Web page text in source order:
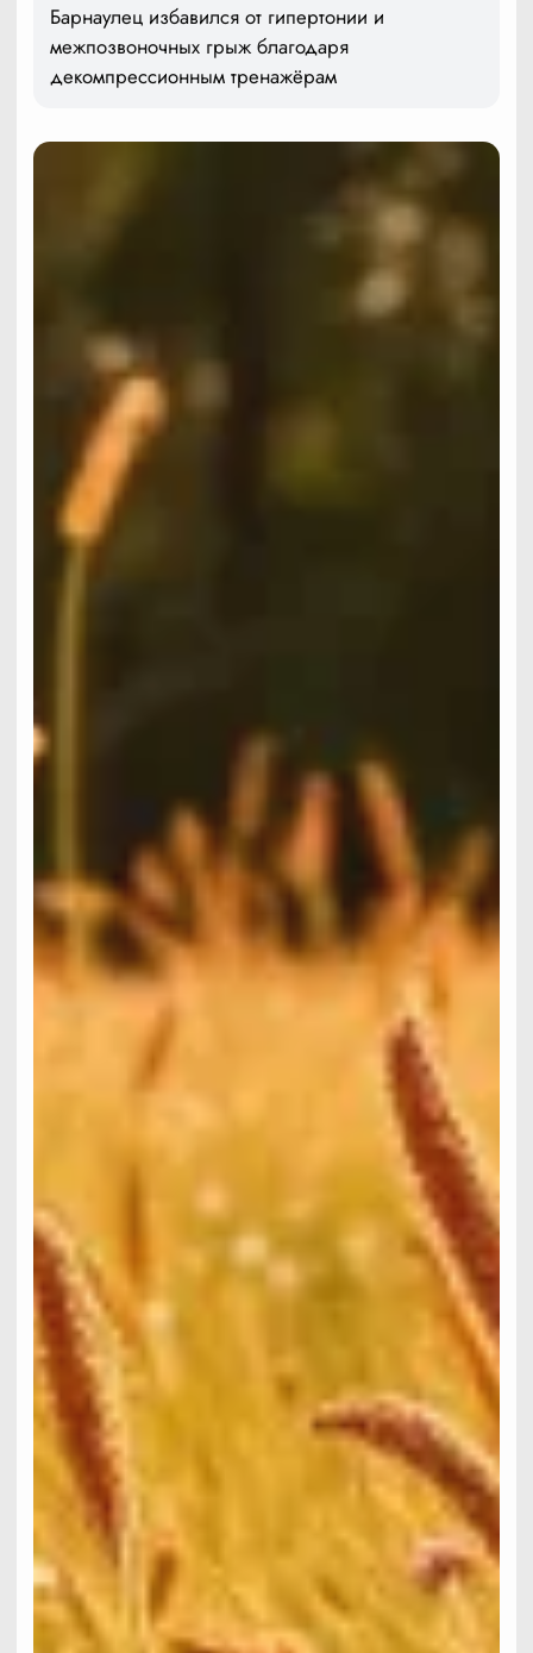
Барнаулец избавился от гипертонии и
межпозвоночных грыж благодаря
декомпрессионным тренажёрам